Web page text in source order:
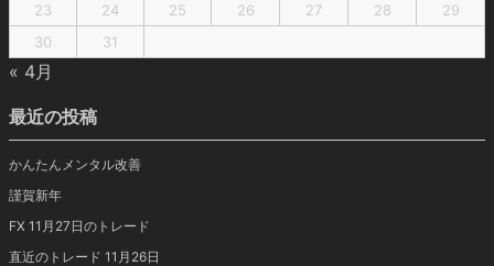
23
24 25 26 27 28
29
30
31
« 4月
最近の投稿
かんたんメンタル改善
謹賀新年
FX 11月27日のトレード
直近のトレード 11月26日